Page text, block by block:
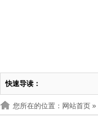
快速导读：
您所在的位置：网站首页 »